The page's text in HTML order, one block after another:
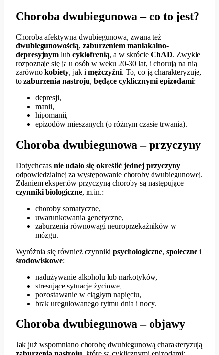
Choroba dwubiegunowa – co to jest?
Choroba afektywna dwubiegunowa, zwana też
dwubiegunowością, zaburzeniem maniakalno-
depresyjnym lub cyklofrenią, a w skrócie ChAD. Zwykle
rozpoznaje się ją u osób w weku 20-30 lat, i chorują na nią
zarówno kobiety, jak i mężczyźni. To, co ją charakteryzuje,
to zaburzenia nastroju, będące cyklicznymi epizodami:
depresji,
manii,
hipomanii,
epizodów mieszanych (o różnym czasie trwania).
Choroba dwubiegunowa – przyczyny
Dotychczas nie udało się określić jednej przyczyny
odpowiedzialnej za występowanie choroby dwubiegunowej.
Zdaniem ekspertów przyczyną choroby są następujące
czynniki biologiczne, m.in.:
choroby somatyczne,
uwarunkowania genetyczne,
zaburzenia równowagi neuroprzekaźników w
mózgu.
Wyróżnia się również czynniki psychologiczne, społeczne i
środowiskowe:
nadużywanie alkoholu lub narkotyków,
stresujące sytuacje życiowe,
pozostawanie w ciągłym napięciu,
brak uregulowanego rytmu dnia i nocy.
Choroba dwubiegunowa – objawy
Jak już wspomniano chorobę dwubiegunową charakteryzują